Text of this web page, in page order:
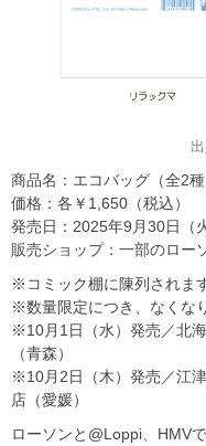
商品名：エコバッグ（全2種
価格：各￥1,650（税込）
発売日：2025年9月30日（
販売ショップ：一部のロー
※コミック棚に陳列されます
※数量限定につき、なくな
※10月1日（水）発売／北
（青森）
※10月2日（木）発売／江
店（愛媛）
ローソンと@Loppi、HMV